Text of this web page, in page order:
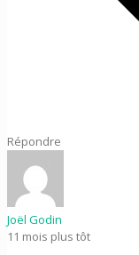
Répondre
Joël Godin
11 mois plus tôt